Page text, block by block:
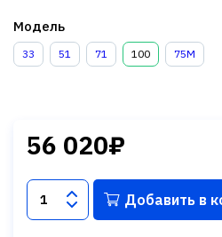
Модель
33 51 71 100 75М
56 020₽
Добавить в